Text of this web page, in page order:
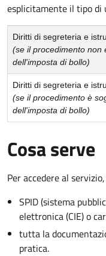
esplicitamente il tipo di
Diritti di segreteria e
(se il procedimento non
dell'imposta di bollo)
Diritti di segreteria e
(se il procedimento è
dell'imposta di bollo)
Cosa serve
Per accedere al
SPID (sistema
elettronica (CIE) o
tutta la
pratica.